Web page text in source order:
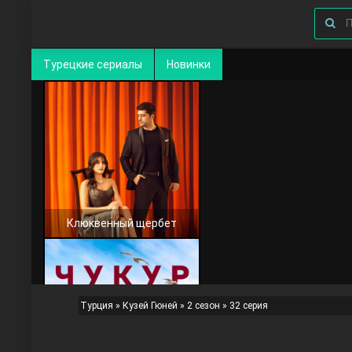
Турецкие сериалы Новинки
Клюквенный щербет
Турция » Кузей Гюней » 2 сезон » 32 серия